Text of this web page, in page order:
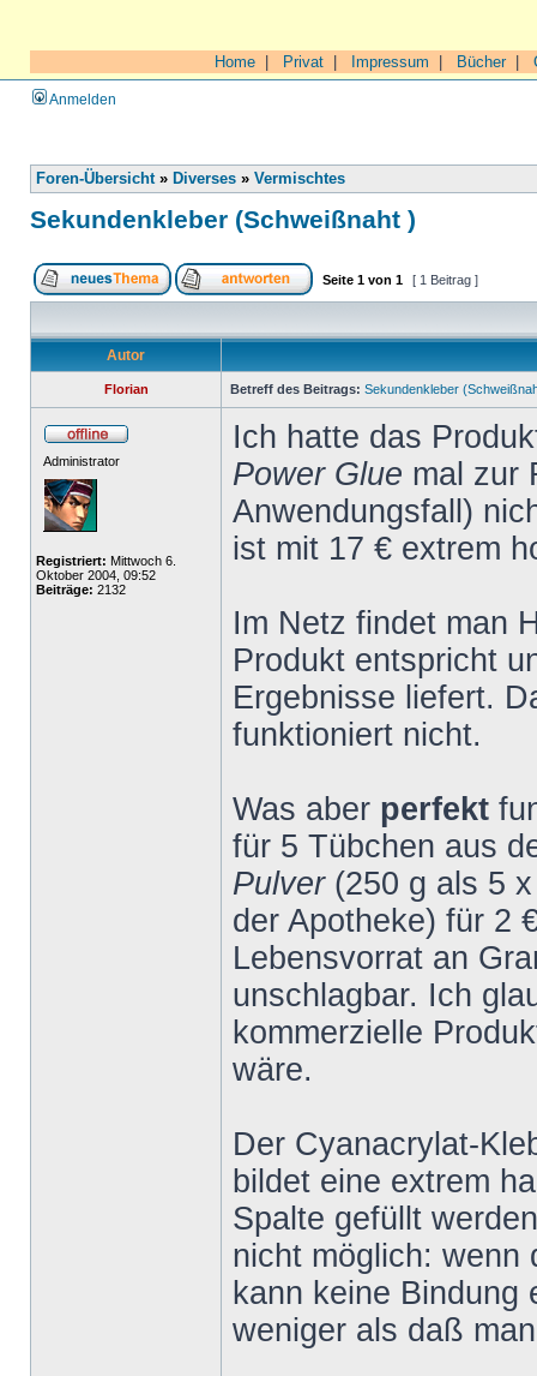
Home Privat Impressum Bücher|
Anmelden
Foren-Übersicht» Diverses » Vermischtes
Sekundenkleber (Schweißnaht )
Seite 1 von 1 [ 1 Beitrag ]
Autor
Florian Betreff des Beitrags: Sekundenkleber
Administrator
Registriert: Mittwoch 6.
Oktober 2004, 09:52
Beiträge: 2132
Ich hatte das
Power Glue mal zur
Anwendungsfall)
ist mit 17 € extrem
Im Netz findet man
Produkt entspricht
Ergebnisse liefert.
funktioniert nicht.
Was aber perfekt
für 5 Tübchen aus
Pulver(250 g als 5 x
der Apotheke) für 2
Lebensvorrat an
unschlagbar. Ich
kommerzielle
wäre.
Der Cyanacrylat-
bildet eine extrem
Spalte gefüllt
nicht möglich: wenn
kann keine Bindung
weniger als daß